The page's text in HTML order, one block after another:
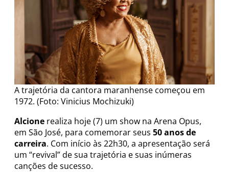
A trajetória da cantora maranhense começou em
1972. (Foto: Vinicius Mochizuki)
Alcione realiza hoje (7) um show na Arena Opus,
em São José, para comemorar seus 50 anos de
carreira. Com início às 22h30, a apresentação será
um “revival” de sua trajetória e suas inúmeras
canções de sucesso.